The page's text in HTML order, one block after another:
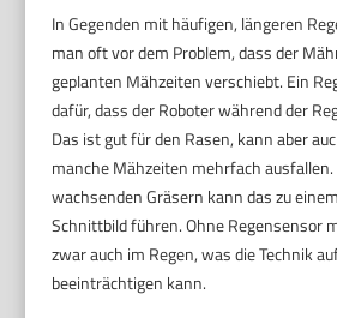
In Gegenden mit häufigen, längeren
man oft vor dem Problem, dass der
geplanten Mähzeiten verschiebt. Ein
dafür, dass der Roboter während der
Das ist gut für den Rasen, kann aber
manche Mähzeiten mehrfach
wachsenden Gräsern kann das zu
Schnittbild führen. Ohne Regensensor
zwar auch im Regen, was die Technik
beeinträchtigen kann.